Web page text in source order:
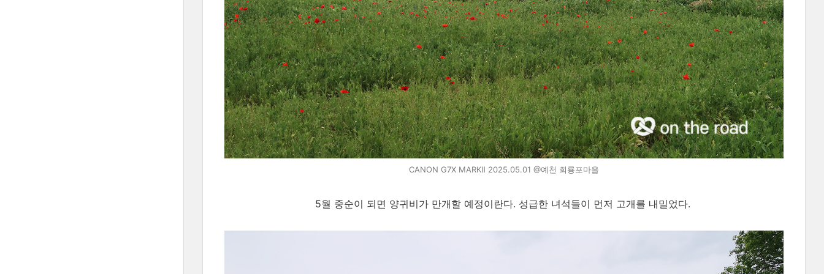
CANON G7X MARKⅡ 2025.05.01 @예천 회룡포마을
5월 중순이 되면 양귀비가 만개할 예정이란다. 성급한 녀석들이 먼저 고개를 내밀었다.